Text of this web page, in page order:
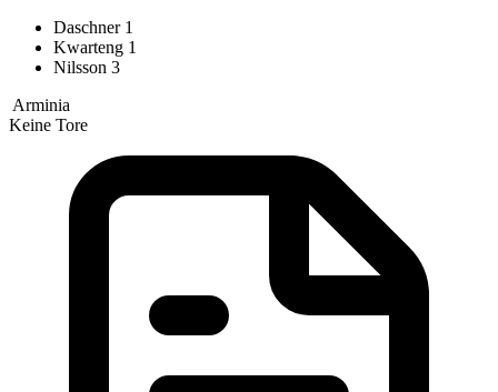
Daschner 1
Kwarteng 1
Nilsson 3
Arminia
Keine Tore